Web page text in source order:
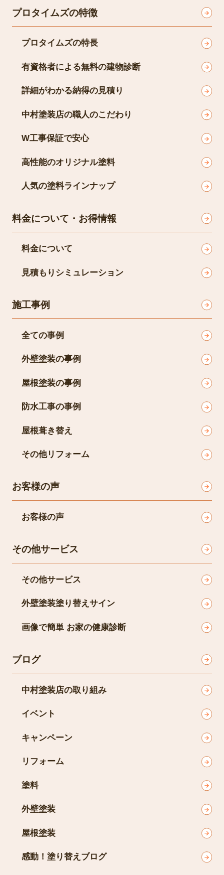
プロタイムズの特徴
プロタイムズの特長
有資格者による無料の建物診断
詳細がわかる納得の見積り
中村塗装店の職人のこだわり
W工事保証で安心
高性能のオリジナル塗料
人気の塗料ラインナップ
料金について・お得情報
料金について
見積もりシミュレーション
施工事例
全ての事例
外壁塗装の事例
屋根塗装の事例
防水工事の事例
屋根葺き替え
その他リフォーム
お客様の声
お客様の声
その他サービス
その他サービス
外壁塗装塗り替えサイン
画像で簡単 お家の健康診断
ブログ
中村塗装店の取り組み
イベント
キャンペーン
リフォーム
塗料
外壁塗装
屋根塗装
感動！塗り替えブログ